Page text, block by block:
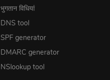
भुगतान विधियां
DNS tool
SPF generator
DMARC generator
NSlookup tool